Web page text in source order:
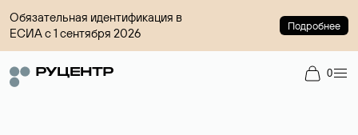
Обязательная идентификация в
ЕСИА с 1 сентября 2026
Подробнее
0